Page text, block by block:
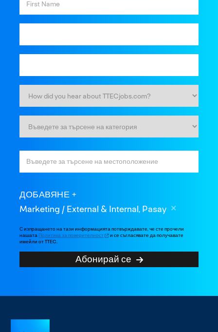
ДОБАВЯНЕ
Marketing / External & Internal, Pasay
С изпращането на тази информацията потвърждавате, че сте прочели
нашата Политика за поверителност
и се съгласявате да получавате
имейли от TTEC.
Абонирай се